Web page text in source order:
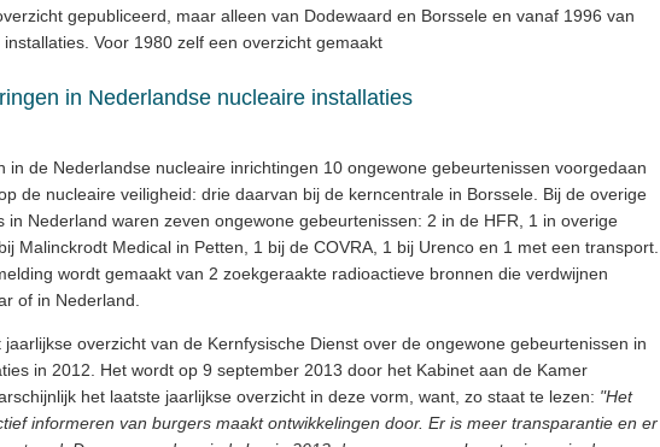
gepubliceerd, maar alleen van Dodewaard en Borssele en vanaf 1996 van
Voor 1980 zelf een overzicht gemaakt
in Nederlandse nucleaire installaties
in de Nederlandse nucleaire inrichtingen 10 ongewone gebeurtenissen voorgedaan
de nucleaire veiligheid: drie daarvan bij de kerncentrale in Borssele. Bij de overige
in Nederland waren zeven ongewone gebeurtenissen: 2 in de HFR, 1 in overige
Malinckrodt Medical in Petten, 1 bij de COVRA, 1 bij Urenco en 1 met een transport.
wordt gemaakt van 2 zoekgeraakte radioactieve bronnen die verdwijnen
of in Nederland.
jaarlijkse overzicht van de Kernfysische Dienst over de ongewone gebeurtenissen in
in 2012. Het wordt op 9 september 2013 door het Kabinet aan de Kamer
het laatste jaarlijkse overzicht in deze vorm, want, zo staat te lezen: "Het
informeren van burgers maakt ontwikkelingen door. Er is meer transparantie en er